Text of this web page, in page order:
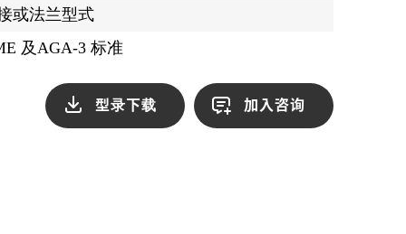
或法兰型式
及AGA-3 标准
型录下载 加入咨询